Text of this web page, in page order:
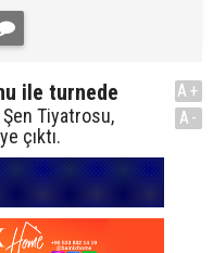
ile turnede
Tiyatrosu,
çıktı.
A+
A-